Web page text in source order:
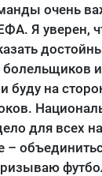
очень
Я уверен,
болельщиков
буду на
для всех